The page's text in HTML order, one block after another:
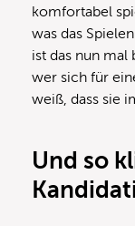
komfortabel
was das
ist das nun
wer sich für
weiß, dass sie
Und so